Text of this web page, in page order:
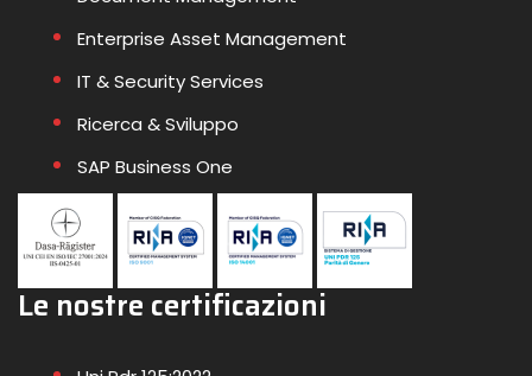
Enterprise Asset Management
IT & Security Services
Ricerca & Sviluppo
SAP Business One
Le nostre certificazioni